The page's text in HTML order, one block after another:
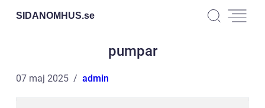
SIDANOMHUS.se
pumpar
07 maj 2025 admin